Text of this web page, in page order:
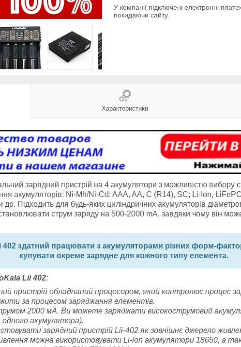
У компанії підключені електронні
покидаючи сайту.
Характеристики
зарядний пристрій на 4 акумулятори з можливістю вибору
акумуляторів: Ni-Mh/Ni-Cd: AAA, AA, C (R14), SC; Li-Ion,
Підходить для будь-яких циліндричних акумуляторів
струм заряду на 500-2000 mA, завдяки чому він
здатний працювати з акумуляторами різних форм-
купувати окреме зарядне для кожного типу елемента.
Lii 402:
пристрій обладнаний процесором, який контролює процес
за процесом заряджання елементів.
2000 мА. Ви можете заряджати високострумовий
акумулятора).
зарядний пристрій Lii-402 як зовнішнє джерело
можна використовувати Li-ion акумулятори 18650, а